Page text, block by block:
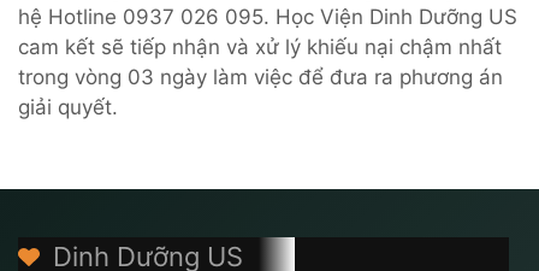
hệ Hotline 0937 026 095. Học Viện Dinh Dưỡng US
cam kết sẽ tiếp nhận và xử lý khiếu nại chậm nhất
trong vòng 03 ngày làm việc để đưa ra phương án
giải quyết.
Dinh Dưỡng US